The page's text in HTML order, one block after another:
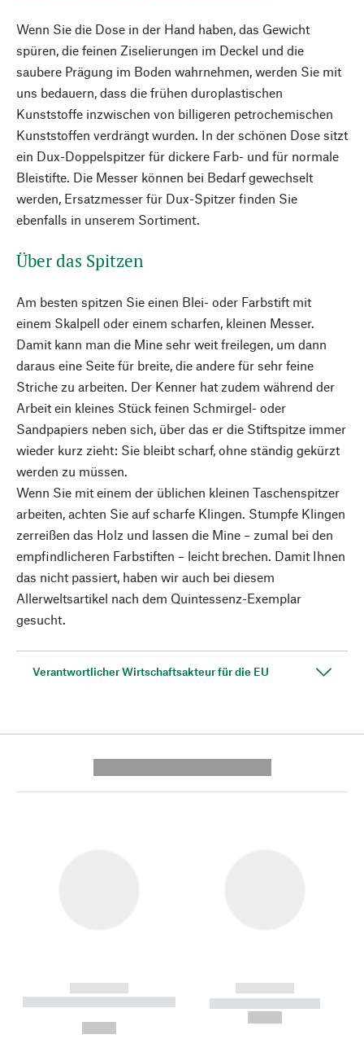
Wenn Sie die Dose in der Hand haben, das Gewicht
spüren, die feinen Ziselierungen im Deckel und die
saubere Prägung im Boden wahrnehmen, werden Sie mit
uns bedauern, dass die frühen duroplastischen
Kunststoffe inzwischen von billigeren petrochemischen
Kunststoffen verdrängt wurden. In der schönen Dose sitzt
ein Dux-Doppelspitzer für dickere Farb- und für normale
Bleistifte. Die Messer können bei Bedarf gewechselt
werden, Ersatzmesser für Dux-Spitzer finden Sie
ebenfalls in unserem Sortiment.
Über das Spitzen
Am besten spitzen Sie einen Blei- oder Farbstift mit
einem Skalpell oder einem scharfen, kleinen Messer.
Damit kann man die Mine sehr weit freilegen, um dann
daraus eine Seite für breite, die andere für sehr feine
Striche zu arbeiten. Der Kenner hat zudem während der
Arbeit ein kleines Stück feinen Schmirgel- oder
Sandpapiers neben sich, über das er die Stiftspitze immer
wieder kurz zieht: Sie bleibt scharf, ohne ständig gekürzt
werden zu müssen.
Wenn Sie mit einem der üblichen kleinen Taschenspitzer
arbeiten, achten Sie auf scharfe Klingen. Stumpfe Klingen
zerreißen das Holz und lassen die Mine – zumal bei den
empfindlicheren Farbstiften – leicht brechen. Damit Ihnen
das nicht passiert, haben wir auch bei diesem
Allerweltsartikel nach dem Quintessenz-Exemplar
gesucht.
Verantwortlicher Wirtschaftsakteur für die EU
------------
----------- ----------- --------
------------
----------- -----------